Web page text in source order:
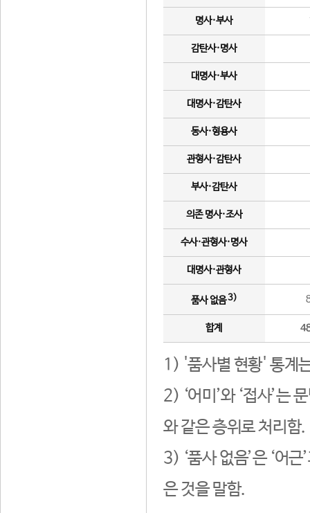
명사·부사
감탄사·명사
대명사·부사
대명사·감탄사
동사·형용사
관형사·감탄사
부사·감탄사
의존 명사·조사
수사·관형사·명사
대명사·관형사
품사 없음3)
합계
1) '품사별 현황' 통계
2) ‘어미’와 ‘접사’는
와 같은 층위로 처리함.
3) ‘품사 없음’은 ‘어
은 것을 말함.